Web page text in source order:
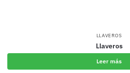
LLAVEROS
Llaveros
Leer más